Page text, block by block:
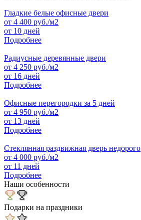
Гладкие белые офисные двери
от 4 400 руб./м2
от 10 дней
Подробнее
Радиусные деревянные двери
от 4 250 руб./м2
от 16 дней
Подробнее
Офисные перегородки за 5 дней
от 4 950 руб./м2
от 13 дней
Подробнее
Стеклянная раздвижная дверь недорого
от 4 000 руб./м2
от 11 дней
Подробнее
Наши особенности
Подарки на праздники